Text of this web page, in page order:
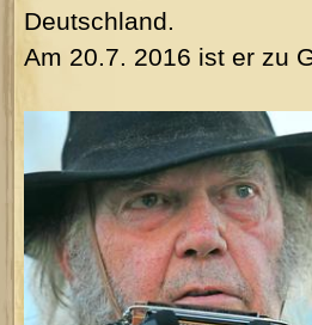
Deutschland.
Am 20.7. 2016 ist er zu